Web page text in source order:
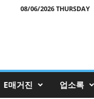
08/06/2026 THURSDAY
E매거진 업소록